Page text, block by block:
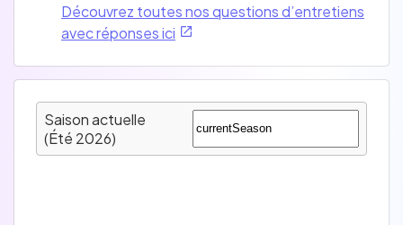
Découvrez toutes nos questions d’entretiens
avec réponses ici
Saison actuelle
(Été 2026)